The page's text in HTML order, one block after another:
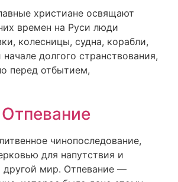
христиане освящают
времен на Руси люди
колесницы, судна, корабли,
долгого странствования,
перед отбытием,
чинопоследование,
для напутствия и
другой мир. Отпевание —